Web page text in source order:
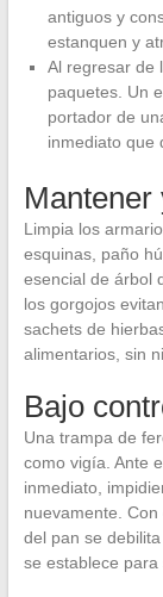
antiguos y
estanquen y
Al regresar de
paquetes. Un
portador de
inmediato que
Mantener
Limpia los
esquinas, paño
esencial de árbol
los gorgojos
sachets de
alimentarios, sin
Bajo
Una trampa de
como vigía. Ante
inmediato,
nuevamente.
del pan se
se establece para